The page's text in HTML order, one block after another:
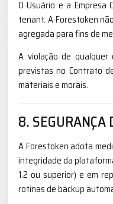
O Usuário e a
tenant. A Forestoken
agregada para fins de
A violação de
previstas no Contrato
materiais e morais.
8. SEGURANÇA
A Forestoken adota
integridade da
1.2 ou superior) e em
rotinas de backup